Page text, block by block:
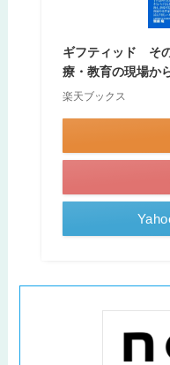
ギフティッド そ
療・教育の現場か
楽天ブックス